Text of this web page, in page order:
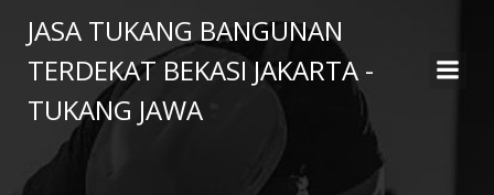
to
content
JASA TUKANG BANGUNAN
TERDEKAT BEKASI JAKARTA -
TUKANG JAWA